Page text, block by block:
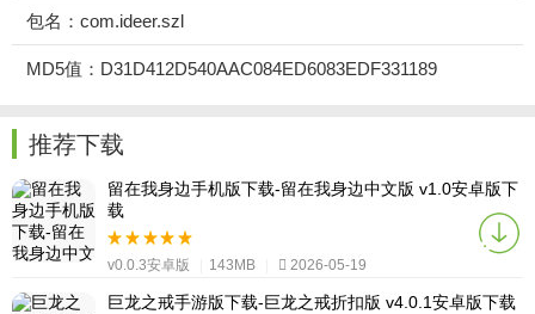
包名：com.ideer.szl
MD5值：D31D412D540AAC084ED6083EDF331189
推荐下载
留在我身边手机版下载-留在我身边中文版 v1.0安卓版下
载
v0.0.3安卓版 143MB 2026-05-19
巨龙之戒手游版下载-巨龙之戒折扣版 v4.0.1安卓版下载